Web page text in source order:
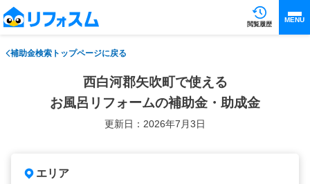
閲覧履歴
MENU
補助金検索トップページに戻る
西白河郡矢吹町で使える
お風呂リフォームの補助金・助成金
更新日：2026年7月3日
エリア